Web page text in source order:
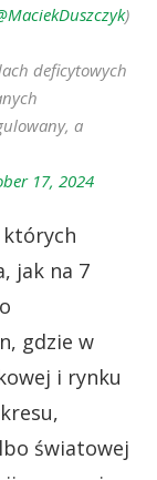
)
deficytowych
a
17, 2024
jak na 7
gdzie w
i rynku
światowej